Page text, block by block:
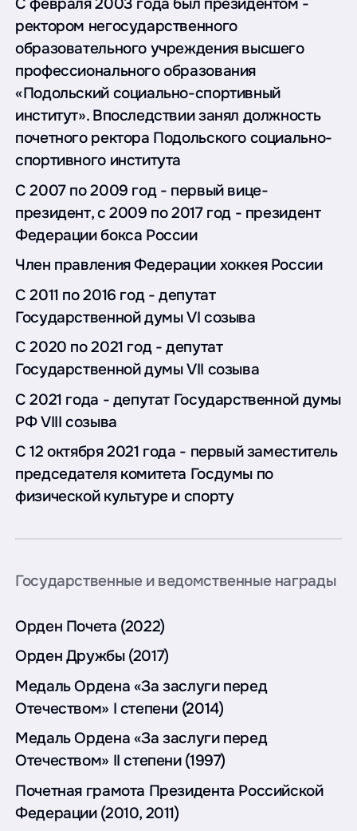
ректором негосударственного
образовательного учреждения высшего
профессионального образования
«Подольский социально-спортивный
институт». Впоследствии занял должность
почетного ректора Подольского социально-
спортивного института
С 2007 по 2009 год - первый вице-
президент, с 2009 по 2017 год - президент
Федерации бокса России
Член правления Федерации хоккея России
С 2011 по 2016 год - депутат
Государственной думы VI созыва
С 2020 по 2021 год - депутат
Государственной думы VII созыва
С 2021 года - депутат Государственной думы
РФ VIII созыва
С 12 октября 2021 года - первый заместитель
председателя комитета Госдумы по
физической культуре и спорту
Государственные и ведомственные награды
Орден Почета (2022)
Орден Дружбы (2017)
Медаль Ордена «За заслуги перед
Отечеством» I степени (2014)
Медаль Ордена «За заслуги перед
Отечеством» II степени (1997)
Почетная грамота Президента Российской
Федерации (2010, 2011)